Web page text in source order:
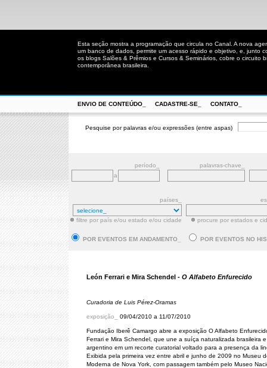
Esta seção mostra a programação que circula no Canal. A nova
um banco de dados, permite um acesso rápido e objetivo, e, junto
os blogs Salões & Prêmios e Cursos & Seminários, cobre o circuito
contemporânea brasileira.
ENVIO DE CONTEÚDO_ CADASTRE-SE_ CONTATO_
Pesquise por palavras e/ou expressões (entre aspas)
período_
palavras-chave_
a
países_
filtre por país e/ou estado e/ou cidade procure por estados e
POR EVENTOS EM ANDAMENTO_ POR EVENTOS NO
León Ferrari e Mira Schendel - O Alfabeto Enfurecido
Curadoria de Luis Pérez-Oramas
exposição_ 09/04/2010 a 11/07/2010
Fundação Iberê Camargo abre a exposição O Alfabeto
Ferrari e Mira Schendel, que une a suíça naturalizada brasileira
argentino em um recorte curatorial voltado para a presença da
Exibida pela primeira vez entre abril e junho de 2009 no Museu
Moderna de Nova York, com passagem também pelo Museo